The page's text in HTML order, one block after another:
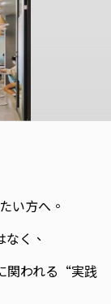
い方へ。
く、
関われる“実践